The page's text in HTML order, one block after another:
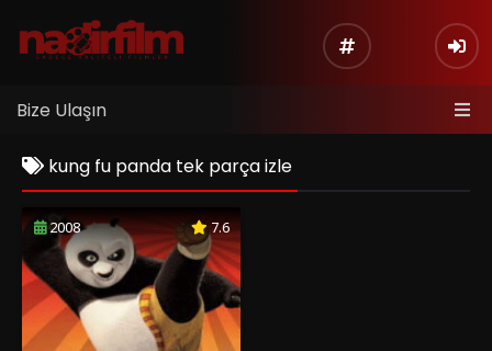
Bize Ulaşın
kung fu panda tek parça izle
2008 7.6